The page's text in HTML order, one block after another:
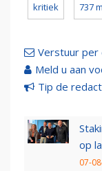
kritiek 737
Verstuur per
Meld u aan
Tip de
op
07-